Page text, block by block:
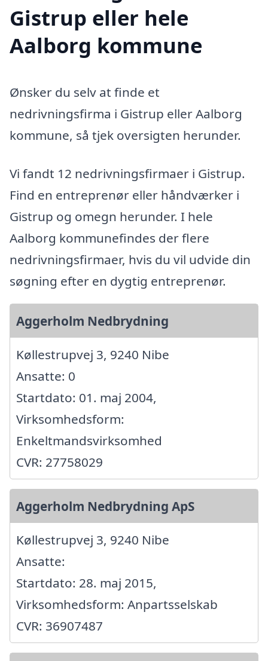
Gistrup eller hele
Aalborg kommune
Ønsker du selv at finde et
nedrivningsfirma i Gistrup eller Aalborg
kommune, så tjek oversigten herunder.
Vi fandt 12 nedrivningsfirmaer i Gistrup.
Find en entreprenør eller håndværker i
Gistrup og omegn herunder. I hele
Aalborg kommunefindes der flere
nedrivningsfirmaer, hvis du vil udvide din
søgning efter en dygtig entreprenør.
Aggerholm Nedbrydning
Køllestrupvej 3, 9240 Nibe
Ansatte: 0
Startdato: 01. maj 2004,
Virksomhedsform:
Enkeltmandsvirksomhed
CVR: 27758029
Aggerholm Nedbrydning ApS
Køllestrupvej 3, 9240 Nibe
Ansatte:
Startdato: 28. maj 2015,
Virksomhedsform: Anpartsselskab
CVR: 36907487